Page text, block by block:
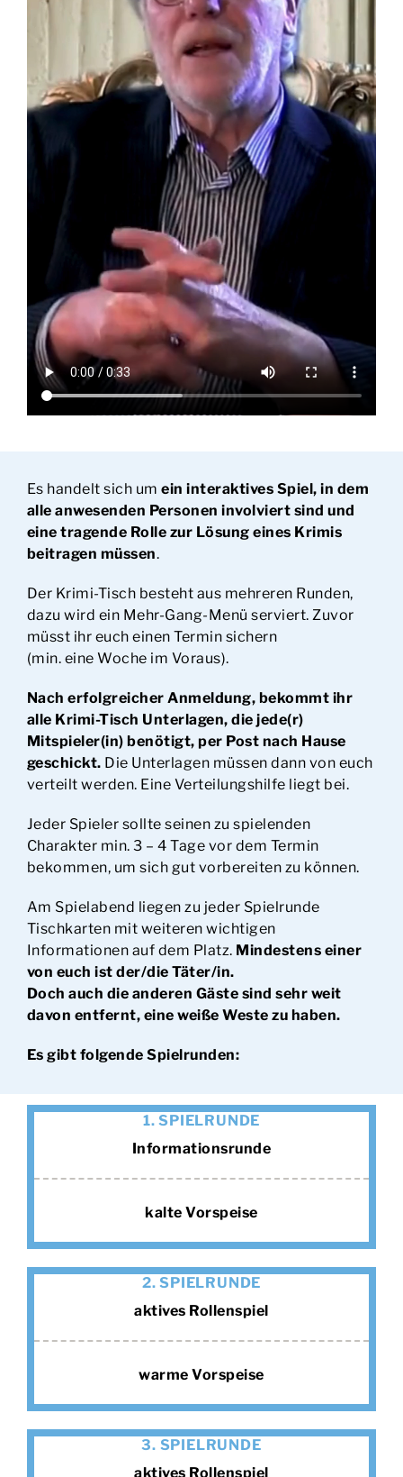
Es handelt sich umein interaktives Spiel, in dem
alle anwesenden Personen involviert sind und
eine tragende Rolle zur Lösung eines Krimis
beitragen müssen.
Der Krimi-Tisch besteht aus mehreren Runden,
dazu wird ein Mehr-Gang-Menü serviert. Zuvor
müsst ihr euch einen Termin sichern
(min. eine Woche im Voraus).
Nach erfolgreicher Anmeldung, bekommt ihr
alle Krimi-Tisch Unterlagen, die jede(r)
Mitspieler(in) benötigt, per Post nach Hause
geschickt. Die Unterlagen müssen dann von euch
verteilt werden. Eine Verteilungshilfe liegt bei.
Jeder Spieler sollte seinen zu spielenden
Charakter min. 3 – 4 Tage vor dem Termin
bekommen, um sich gut vorbereiten zu können.
Am Spielabend liegen zu jeder Spielrunde
Tischkarten mit weiteren wichtigen
Informationen auf dem Platz. Mindestens einer
von euch ist der/die Täter/in.
Doch auch die anderen Gäste sind sehr weit
davon entfernt, eine weiße Weste zu haben.
Es gibt folgende Spielrunden:
1. SPIELRUNDE
Informationsrunde
kalte Vorspeise
2. SPIELRUNDE
aktives Rollenspiel
warme Vorspeise
3. SPIELRUNDE
aktives Rollenspiel